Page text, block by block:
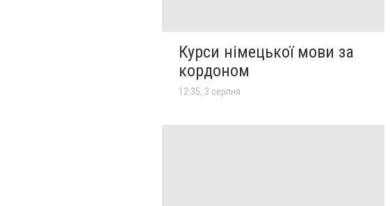
Курси німецької мови за
кордоном
12:35, 3 серпня